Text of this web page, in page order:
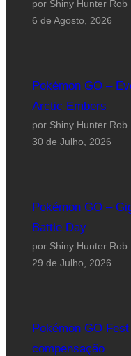
por Shiny Hunter Rob
6 de Agosto, 2026
Pokémon GO –
Arctic Embers
por Shiny Hunter Rob
30 de Julho, 2026
Pokémon GO –
Battle Day
por Shiny Hunter Rob
29 de Julho, 2026
Pokémon GO
compensação